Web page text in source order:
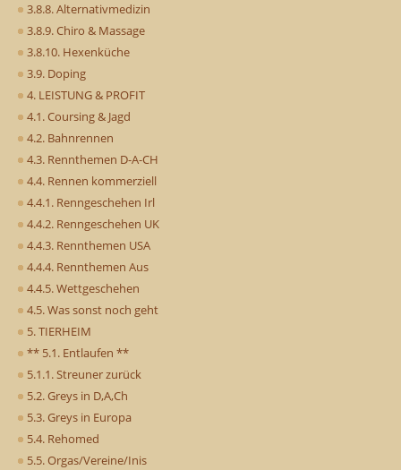
3.8.8. Alternativmedizin
3.8.9. Chiro & Massage
3.8.10. Hexenküche
3.9. Doping
4. LEISTUNG & PROFIT
4.1. Coursing & Jagd
4.2. Bahnrennen
4.3. Rennthemen D-A-CH
4.4. Rennen kommerziell
4.4.1. Renngeschehen Irl
4.4.2. Renngeschehen UK
4.4.3. Rennthemen USA
4.4.4. Rennthemen Aus
4.4.5. Wettgeschehen
4.5. Was sonst noch geht
5. TIERHEIM
** 5.1. Entlaufen **
5.1.1. Streuner zurück
5.2. Greys in D,A,Ch
5.3. Greys in Europa
5.4. Rehomed
5.5. Orgas/Vereine/Inis